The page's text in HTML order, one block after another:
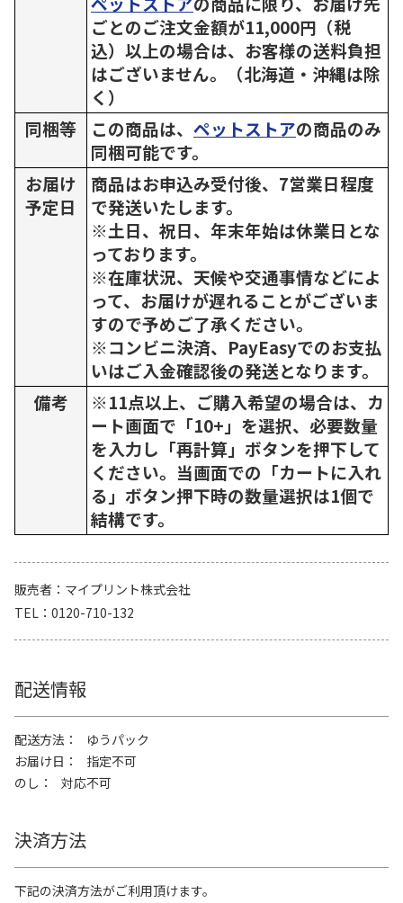
ごとのご注文金額が11,000円（税
込）以上の場合は、お客様の送料負担
はございません。（北海道・沖縄は除
く）
同梱等
この商品は、 ペットストアの商品のみ
同梱可能です。
お届け
予定日
商品はお申込み受付後、7営業日程度
で発送いたします。
※土日、祝日、年末年始は休業日とな
っております。
※在庫状況、天候や交通事情などによ
って、お届けが遅れることがございま
すので予めご了承ください。
※コンビニ決済、PayEasyでのお支払
いはご入金確認後の発送となります。
備考
※11点以上、ご購入希望の場合は、カ
ート画面で「10+」を選択、必要数量
を入力し「再計算」ボタンを押下して
ください。当画面での「カートに入れ
る」ボタン押下時の数量選択は1個で
結構です。
販売者
マイプリント株式会社
TEL
0120-710-132
配送情報
配送方法
ゆうパック
お届け日
指定不可
のし
対応不可
決済方法
下記の決済方法がご利用頂けます。